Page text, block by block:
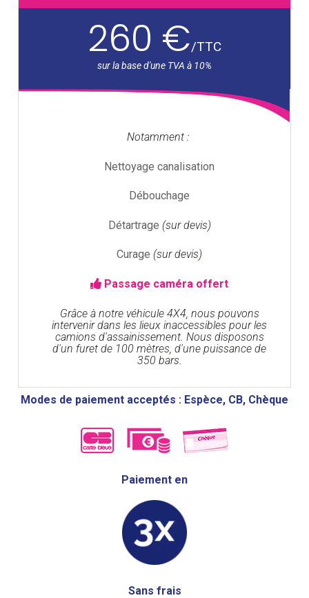
260 €/TTC
Notamment :
Nettoyage canalisation
Débouchage
Détartrage (sur devis)
Curage (sur devis)
Passage caméra offert
Grâce à notre véhicule 4X4, nous pouvons
intervenir dans les lieux inaccessibles pour les
camions d'assainissement. Nous disposons
d'un furet de 100 mètres, d'une puissance de
350 bars.
Modes de paiement acceptés : Espèce, CB, Chèque
Paiement en
Sans frais